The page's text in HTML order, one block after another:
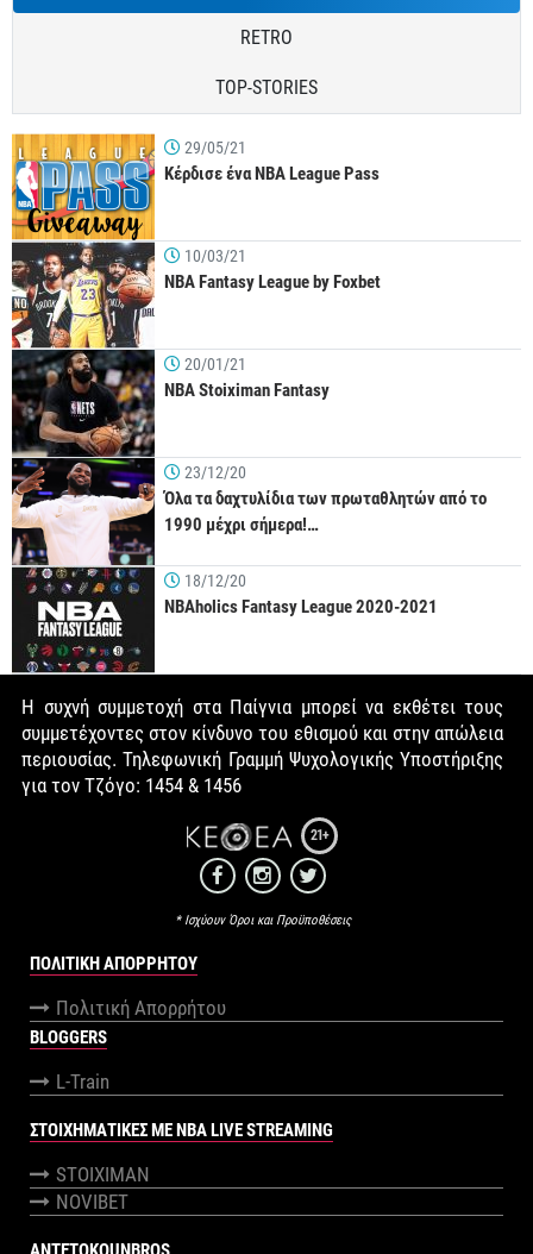
RETRO
TOP-STORIES
29/05/21
Κέρδισε ένα NBA League Pass
10/03/21
NBA Fantasy League by Foxbet
20/01/21
NBA Stoiximan Fantasy
23/12/20
Όλα τα δαχτυλίδια των πρωταθλητών από το
1990 μέχρι σήμερα!…
18/12/20
NBAholics Fantasy League 2020-2021
Η συχνή συμμετοχή στα Παίγνια μπορεί να εκθέτει τους
συμμετέχοντες στον κίνδυνο του εθισμού και στην απώλεια
περιουσίας. Τηλεφωνική Γραμμή Ψυχολογικής Υποστήριξης
για τον Τζόγο: 1454 & 1456
21+
* Ισχύουν Όροι και Προϋποθέσεις
ΠΟΛΙΤΙΚΉ ΑΠΟΡΡΉΤΟΥ
Πολιτική Απορρήτου
BLOGGERS
L-Train
ΣΤΟΙΧΗΜΑΤΙΚΕΣ ΜΕ NBA LIVE STREAMING
STOIXIMAN
NOVIBET